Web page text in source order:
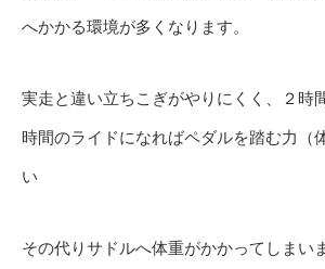
へかかる環境が多くなります。
実走と違い立ちこぎがやりにくく、２時
時間のライドになればペダルを踏む力（
い
その代りサドルへ体重がかかってしまい